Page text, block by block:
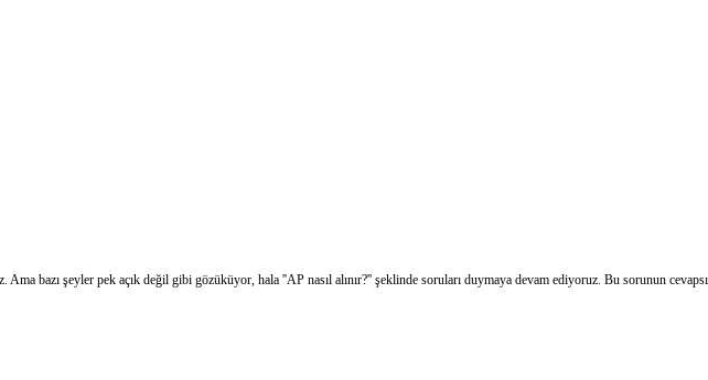
bazı şeyler pek açık değil gibi gözüküyor, hala ''AP nasıl alınır?'' şeklinde soruları duymaya devam ediyoruz. Bu sorunun